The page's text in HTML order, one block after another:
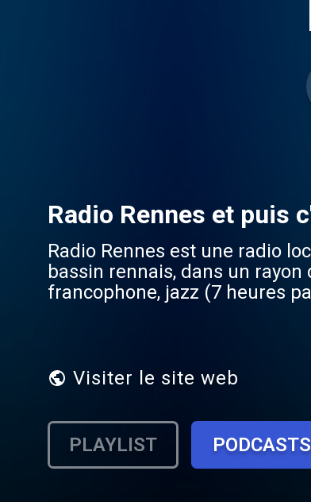
Radio Rennes et puis
Radio Rennes est une radio
bassin rennais, dans un
francophone, jazz (7 heures
reportages et interviews...
avec différentes radios, le
Visiter le site web
PLAYLIST PODCASTS